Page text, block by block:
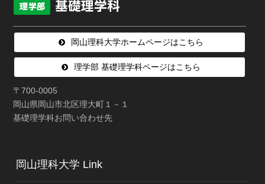
岡山理科大学ホームページはこちら
理学部 基礎理学科ページはこちら
〒700-0005
岡山県岡山市北区理大町１－１
基礎理学科お問い合わせ先
岡山理科大学 Link